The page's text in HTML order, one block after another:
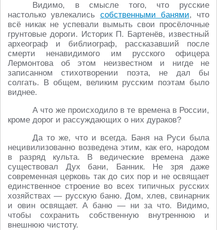
Видимо, в смысле того, что русские
настолько увлекались собственными банями, что
всё никак не успевали вымыть свои просёлочные
грунтовые дороги. Историк П. Бартенёв, известный
археограф и библиограф, рассказавший после
смерти ненавидимого им русского офицера
Лермонтова об этом неизвестном и нигде не
записанном стихотворении поэта, не дал бы
солгать. В общем, великим русским поэтам было
виднее.
А что же происходило в те времена в России,
кроме дорог и рассуждающих о них дураков?
Да то же, что и всегда. Баня на Руси была
нецивилизованно возведена этим, как его, народом
в разряд культа. В ведические времена даже
существовал Дух бани, Банник. Не зря даже
современная церковь так до сих пор и не освящает
единственное строение во всех типичных русских
хозяйствах — русскую баню. Дом, хлев, свинарник
и овин освящает. А баню — ни за что. Видимо,
чтобы сохранить собственную внутреннюю и
внешнюю чистоту.